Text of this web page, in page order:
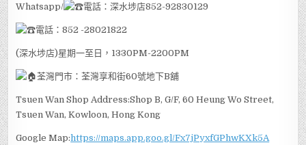
Whatsapp/ 電話：深水埗店852-92830129
電話：852 -28021822
(深水埗店)星期一至日，1330PM-2200PM
荃灣門市：荃灣享和街60號地下B舖
Tsuen Wan Shop Address:Shop B, G/F, 60 Heung Wo Street,
Tsuen Wan, Kowloon, Hong Kong
Google Map:https://maps.app.goo.gl/Fx7jPyxfGPhwKXk5A